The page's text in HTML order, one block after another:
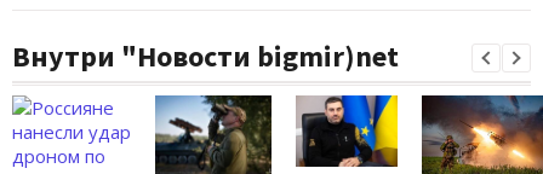
Внутри "Новости bigmir)net